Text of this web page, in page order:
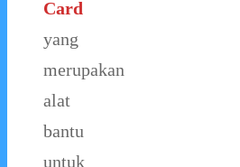
Card
yang
merupakan
alat
bantu
untuk